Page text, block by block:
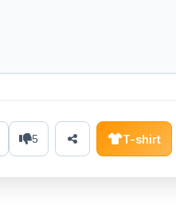
5 T-shirt